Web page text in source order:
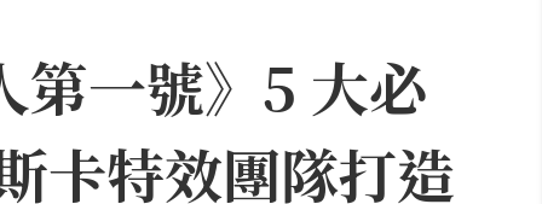
一號》5 大必
卡特效團隊打造